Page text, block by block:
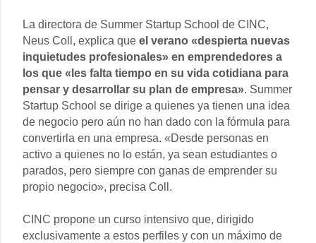
La directora de Summer Startup School de CINC,
Neus Coll, explica que el verano «despierta nuevas
inquietudes profesionales» en emprendedores a
los que «les falta tiempo en su vida cotidiana para
pensar y desarrollar su plan de empresa». Summer
Startup School se dirige a quienes ya tienen una idea
de negocio pero aún no han dado con la fórmula para
convertirla en una empresa. «Desde personas en
activo a quienes no lo están, ya sean estudiantes o
parados, pero siempre con ganas de emprender su
propio negocio», precisa Coll.
CINC propone un curso intensivo que, dirigido
exclusivamente a estos perfiles y con un máximo de